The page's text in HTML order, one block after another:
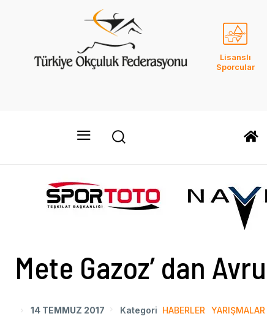
Lisanslı
Sporcular
Mete Gazoz’ dan
14 TEMMUZ 2017 Kategori HABERLER YARIŞMALAR